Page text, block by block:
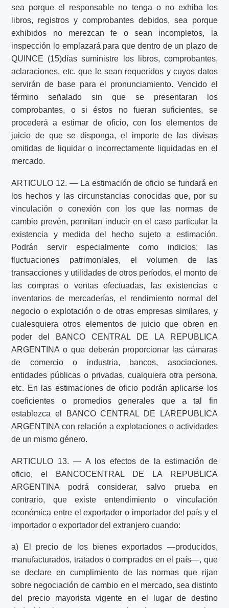
sea porque el responsable no tenga o no exhiba los
libros, registros y comprobantes debidos, sea porque
exhibidos no merezcan fe o sean incompletos, la
inspección lo emplazará para que dentro de un plazo de
QUINCE (15)días suministre los libros, comprobantes,
aclaraciones, etc. que le sean requeridos y cuyos datos
servirán de base para el pronunciamiento. Vencido el
término señalado sin que se presentaran los
comprobantes, o si éstos no fueran suficientes, se
procederá a estimar de oficio, con los elementos de
juicio de que se disponga, el importe de las divisas
omitidas de liquidar o incorrectamente liquidadas en el
mercado.
ARTICULO 12. — La estimación de oficio se fundará en
los hechos y las circunstancias conocidas que, por su
vinculación o conexión con los que las normas de
cambio prevén, permitan inducir en el caso particular la
existencia y medida del hecho sujeto a estimación.
Podrán servir especialmente como indicios: las
fluctuaciones patrimoniales, el volumen de las
transacciones y utilidades de otros períodos, el monto de
las compras o ventas efectuadas, las existencias e
inventarios de mercaderías, el rendimiento normal del
negocio o explotación o de otras empresas similares, y
cualesquiera otros elementos de juicio que obren en
poder del BANCO CENTRAL DE LA REPUBLICA
ARGENTINA o que deberán proporcionar las cámaras
de comercio o industria, bancos, asociaciones,
entidades públicas o privadas, cualquiera otra persona,
etc. En las estimaciones de oficio podrán aplicarse los
coeficientes o promedios generales que a tal fin
establezca el BANCO CENTRAL DE LAREPUBLICA
ARGENTINA con relación a explotaciones o actividades
de un mismo género.
ARTICULO 13. — A los efectos de la estimación de
oficio, el BANCOCENTRAL DE LA REPUBLICA
ARGENTINA podrá considerar, salvo prueba en
contrario, que existe entendimiento o vinculación
económica entre el exportador o importador del país y el
importador o exportador del extranjero cuando:
a) El precio de los bienes exportados —producidos,
manufacturados, tratados o comprados en el país—, que
se declare en cumplimiento de las normas que rijan
sobre negociación de cambio en el mercado, sea distinto
del precio mayorista vigente en el lugar de destino